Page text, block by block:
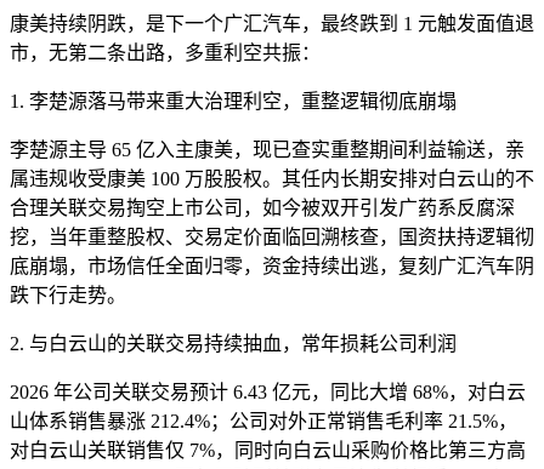
康美持续阴跌，是下一个广汇汽车，最终跌到 1 元触发面值退
市，无第二条出路，多重利空共振：
1. 李楚源落马带来重大治理利空，重整逻辑彻底崩塌
李楚源主导 65 亿入主康美，现已查实重整期间利益输送，亲
属违规收受康美 100 万股股权。其任内长期安排对白云山的不
合理关联交易掏空上市公司，如今被双开引发广药系反腐深
挖，当年重整股权、交易定价面临回溯核查，国资扶持逻辑彻
底崩塌，市场信任全面归零，资金持续出逃，复刻广汇汽车阴
跌下行走势。
2. 与白云山的关联交易持续抽血，常年损耗公司利润
2026 年公司关联交易预计 6.43 亿元，同比大增 68%，对白云
山体系销售暴涨 212.4%；公司对外正常销售毛利率 21.5%，
对白云山关联销售仅 7%，同时向白云山采购价格比第三方高